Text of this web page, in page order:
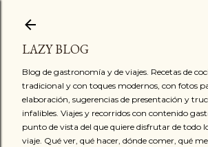
LAZY BLOG
Blog de gastronomía y de viajes. Recetas de
tradicional y con toques modernos, con fotos
elaboración, sugerencias de presentación y
infalibles. Viajes y recorridos con contenido
punto de vista del que quiere disfrutar de todo
viaje. Qué ver, qué hacer, dónde comer, qué